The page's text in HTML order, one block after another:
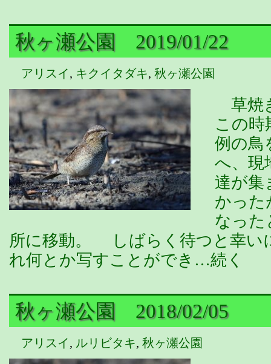
秋ヶ瀬公園 2019/01/22
アリスイ, キクイタダキ, 秋ヶ瀬公園
草焼
この時
例の鳥
へ、
達が集
かった
なった
所に移動。 しばらく待つと幸い
れ何とか写すことができ…続く
秋ヶ瀬公園 2018/02/05
アリスイ, ルリビタキ, 秋ヶ瀬公園